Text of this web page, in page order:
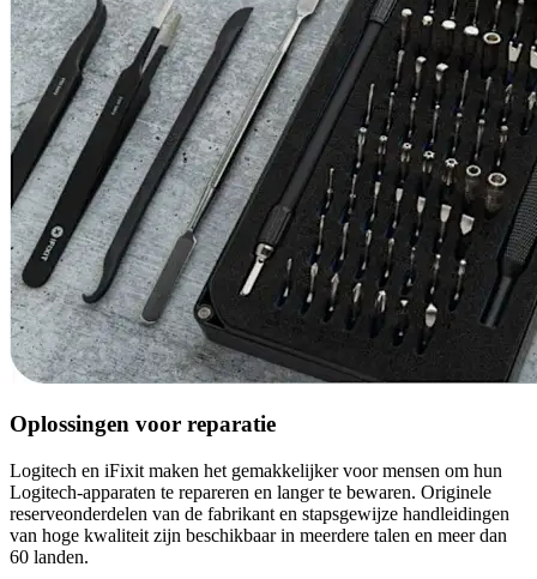
Oplossingen voor reparatie
Logitech en iFixit maken het gemakkelijker voor mensen om hun
Logitech-apparaten te repareren en langer te bewaren. Originele
reserveonderdelen van de fabrikant en stapsgewijze handleidingen
van hoge kwaliteit zijn beschikbaar in meerdere talen en meer dan
60 landen.